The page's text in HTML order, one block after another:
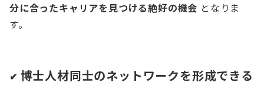
分に合ったキャリアを見つける絶好の機会 となりま
す。
✔ 博士人材同士のネットワークを形成できる